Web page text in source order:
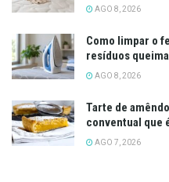
AGO 8, 2026
Como limpar o
resíduos
AGO 8, 2026
Tarte de
conventual que
AGO 7, 2026